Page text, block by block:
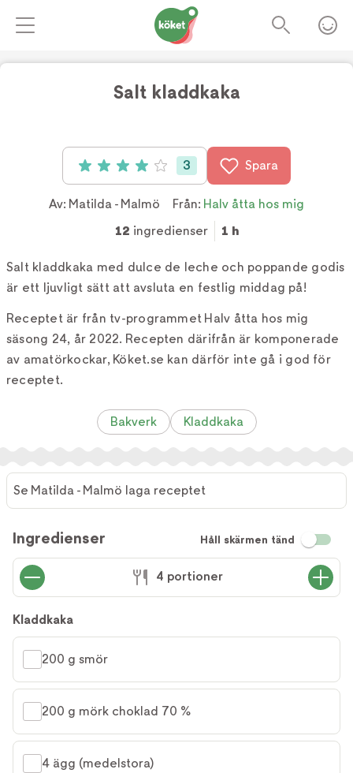
Salt kladdkaka
Betyg: 4 av 5 (3 röster)
3 Spara
Av: Matilda - Malmö Från: Halv åtta hos mig
12 ingredienser 1 h
Salt kladdkaka med dulce de leche och poppande godis
är ett ljuvligt sätt att avsluta en festlig middag på!
Receptet är från tv-programmet Halv åtta hos mig
säsong 24, år 2022. Recepten därifrån är komponerade
av amatörkockar, Köket.se kan därför inte gå i god för
receptet.
Bakverk Kladdkaka
Se Matilda - Malmö laga receptet
Ingredienser Håll skärmen tänd
4 portioner
Kladdkaka
200 g smör
200 g mörk choklad 70 %
4 ägg (medelstora)